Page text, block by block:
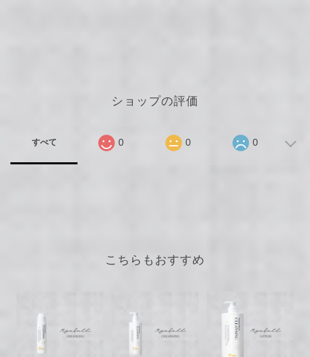
ショップの評価
すべて 0 0 0
こちらもおすすめ